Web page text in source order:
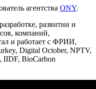
агентства ONY.
развитии и
компаний,
и работает с ФРИИ,
Digital October, NPTV,
IIDF, BioCarbon